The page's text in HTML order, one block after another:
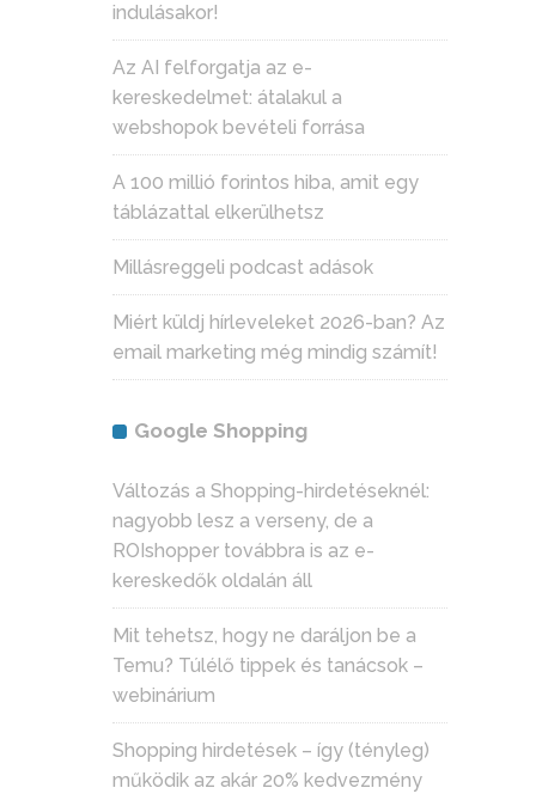
indulásakor!
Az AI felforgatja az e-
kereskedelmet: átalakul a
webshopok bevételi forrása
A 100 millió forintos hiba, amit egy
táblázattal elkerülhetsz
Millásreggeli podcast adások
Miért küldj hírleveleket 2026-ban? Az
email marketing még mindig számít!
Google Shopping
Változás a Shopping-hirdetéseknél:
nagyobb lesz a verseny, de a
ROIshopper továbbra is az e-
kereskedők oldalán áll
Mit tehetsz, hogy ne daráljon be a
Temu? Túlélő tippek és tanácsok –
webinárium
Shopping hirdetések – így (tényleg)
működik az akár 20% kedvezmény